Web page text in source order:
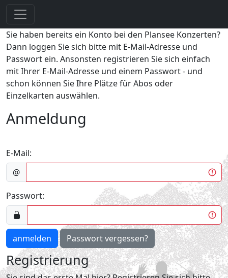
Sie haben bereits ein Konto bei den Plansee Konzerten?
Dann loggen Sie sich bitte mit E-Mail-Adresse und
Passwort ein. Ansonsten registrieren Sie sich einfach
mit Ihrer E-Mail-Adresse und einem Passwort - und
schon können Sie Ihre Plätze für Abos oder
Einzelkarten auswählen.
Anmeldung
E-Mail:
@
Passwort:
anmelden Passwort vergessen?
Registrierung